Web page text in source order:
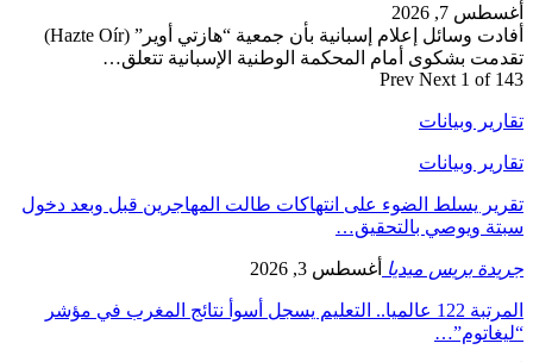
أغسطس 7, 2026
أفادت وسائل إعلام إسبانية بأن جمعية “هازتي أوير” (Hazte Oír)
تقدمت بشكوى أمام المحكمة الوطنية الإسبانية تتعلق…
Prev Next 1 of 143
تقارير وبيانات
تقارير وبيانات
تقرير يسلط الضوء على انتهاكات طالت المهاجرين قبل وبعد دخول
سبتة ويوصي بالتحقيق…
جريدة بريس ميديا أغسطس 3, 2026
المرتبة 122 عالميا.. التعليم يسجل أسوأ نتائج المغرب في مؤشر
“ليغاتوم”…